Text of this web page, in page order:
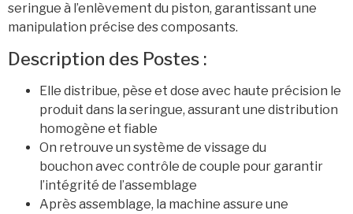
seringue à l’enlèvement du piston, garantissant une
manipulation précise des composants.
Description des Postes :
Elle distribue, pèse et dose avec haute précision le
produit dans la seringue, assurant une distribution
homogène et fiable
On retrouve un système de vissage du
bouchon avec contrôle de couple pour garantir
l’intégrité de l’assemblage
Après assemblage, la machine assure une